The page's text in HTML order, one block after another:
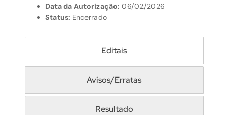
Data da Autorização: 06/02/2026
Status: Encerrado
Editais
Avisos/Erratas
Resultado